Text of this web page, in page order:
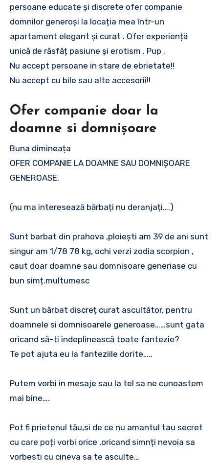
persoane educate și discrete ofer companie
domnilor generoși la locația mea într-un
apartament elegant și curat . Ofer experiență
unică de răsfăț pasiune și erotism . Pup .
Nu accept persoane in stare de ebrietate!!
Nu accept cu bile sau alte accesorii!!
Ofer companie doar la
doamne si domnișoare
Buna dimineața
OFER COMPANIE LA DOAMNE SAU DOMNIȘOARE
GENEROASE.
(nu ma interesează bărbați nu deranjați….)
Sunt barbat din prahova ,ploiești am 39 de ani sunt
singur am 1/78 78 kg, ochi verzi zodia scorpion ,
caut doar doamne sau domnisoare generiase cu
bun simț.multumesc
Sunt un bărbat discreț curat ascultător, pentru
doamnele si domnisoarele generoase……sunt gata
oricand să-ti indeplinească toate fantezie?
Te pot ajuta eu la fanteziile dorite…..
Putem vorbi in mesaje sau la tel sa ne cunoastem
mai bine….
Pot fi prietenul tău,si de ce nu amantul tau secret
cu care poți vorbi orice ,oricand simnți nevoia sa
vorbesti cu cineva sa te asculte…